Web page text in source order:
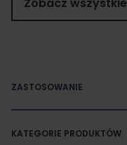
ZASTOSOWANIE
KATEGORIE PRODUKTÓW